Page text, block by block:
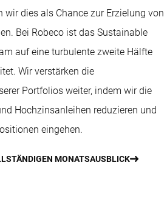
wir dies als Chance zur Erzielung von
Bei Robeco ist das Sustainable
auf eine turbulente zweite Hälfte
Wir verstärken die
Portfolios weiter, indem wir die
Hochzinsanleihen reduzieren und
eingehen.
MONATSAUSBLICK